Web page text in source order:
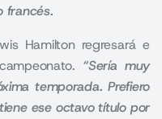
francés.
Hamilton regresará e
“Sería muy
temporada. Prefiero
ese octavo título por